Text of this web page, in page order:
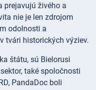
prejavujú živého a
nie je len zdrojom
odolnosti a
tvári historických výziev.
štátu, sú Bielorusi
také spoločnosti
PandaDoc boli